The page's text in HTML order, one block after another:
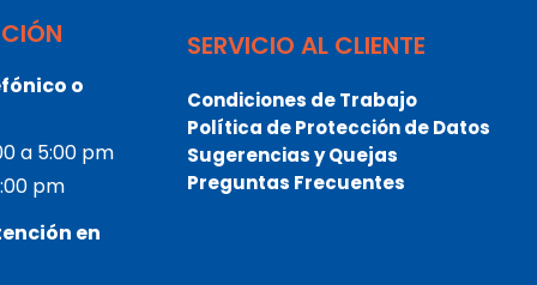
o
a 5:00 pm
pm
en
SERVICIO AL CLIENTE
Condiciones de Trabajo
Política de Protección de Datos
Sugerencias y Quejas
Preguntas Frecuentes